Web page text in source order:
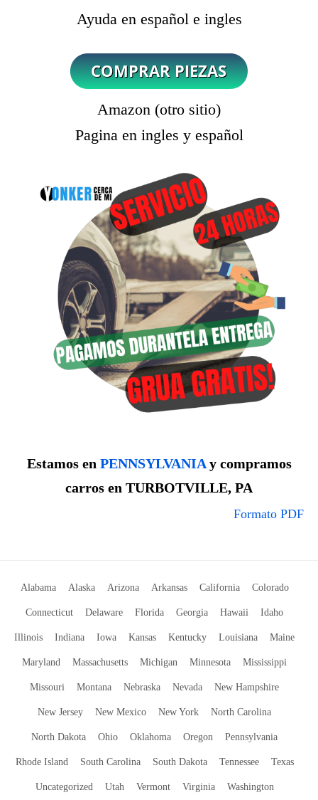
Ayuda en español e ingles
Amazon (otro sitio)
Pagina en ingles y español
Estamos en PENNSYLVANIAy compramos
carros en TURBOTVILLE, PA
Formato PDF
Alabama Alaska Arizona Arkansas California Colorado
Connecticut Delaware Florida Georgia Hawaii Idaho
Illinois Indiana Iowa Kansas Kentucky Louisiana Maine
Maryland Massachusetts Michigan Minnesota Mississippi
Missouri Montana Nebraska Nevada New Hampshire
New Jersey New Mexico New York North Carolina
North Dakota Ohio Oklahoma Oregon Pennsylvania
Rhode Island South Carolina South Dakota Tennessee Texas
Uncategorized Utah Vermont Virginia Washington